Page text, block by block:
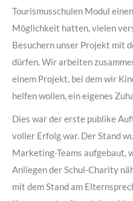
Tourismusschulen Modul
Möglichkeit hatten, vielen
Besuchern unser Projekt mit
dürfen. Wir arbeiten
einem Projekt, bei dem wir
helfen wollen, ein eigenes
Dies war der erste publike
voller Erfolg war. Der Stand
Marketing-Teams aufgebaut,
Anliegen der Schul-Charity
mit dem Stand am